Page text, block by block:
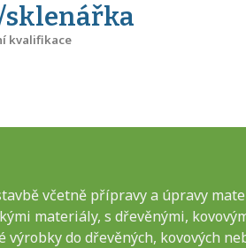
kvalifikace
včetně přípravy a úpravy
materiály, s dřevěnými,
do dřevěných, kovových